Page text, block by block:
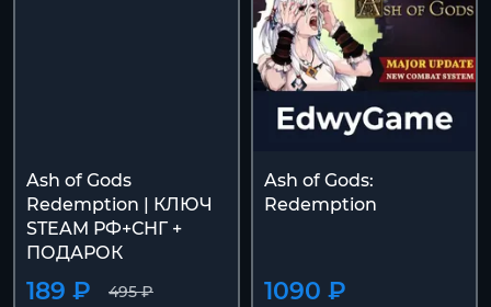
Ash of Gods
Redemption | КЛЮЧ
STEAM РФ+СНГ +
ПОДАРОК
495 ₽
189 ₽
Ash of Gods:
Redemption
1090 ₽